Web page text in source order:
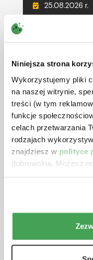
Niniejsza strona
Wykorzystujemy pliki
na naszej witrynie,
treści (w tym
funkcje
celach przetwarzania
rodzajach
znajdziesz w polityce
dobrowolna. Możesz
25.08.2026 r.
oraz inne
Prowadzący:
26.08.2026 r.
590 zł
netto +
RÓŻNE TERMINY
Deregulacja
27.08.2026 r.
690 zł netto +